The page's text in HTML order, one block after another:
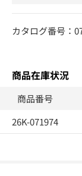
カタログ番号：
商品在庫状況
商品番号
26K-071974